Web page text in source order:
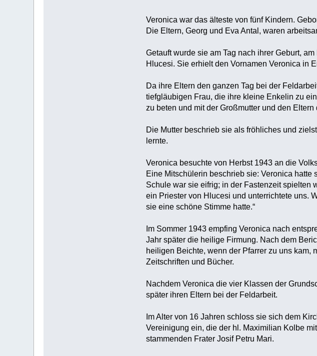
Veronica war das älteste von fünf Kindern.
Die Eltern, Georg und Eva Antal, waren
Getauft wurde sie am Tag nach ihrer Geburt,
Hlucesi. Sie erhielt den Vornamen Veronica in
Da ihre Eltern den ganzen Tag bei der
tiefgläubigen Frau, die ihre kleine Enkelin zu
zu beten und mit der Großmutter und den
Die Mutter beschrieb sie als fröhliches und
lernte.
Veronica besuchte von Herbst 1943 an die
Eine Mitschülerin beschrieb sie: Veronica
Schule war sie eifrig; in der Fastenzeit spielten
ein Priester von Hlucesi und unterrichtete uns.
sie eine schöne Stimme hatte.“
Im Sommer 1943 empfing Veronica nach
Jahr später die heilige Firmung. Nach dem
heiligen Beichte, wenn der Pfarrer zu uns
Zeitschriften und Bücher.
Nachdem Veronica die vier Klassen der
später ihren Eltern bei der Feldarbeit.
Im Alter von 16 Jahren schloss sie sich dem
Vereinigung ein, die der hl. Maximilian Kolbe
stammenden Frater Josif Petru Mari.